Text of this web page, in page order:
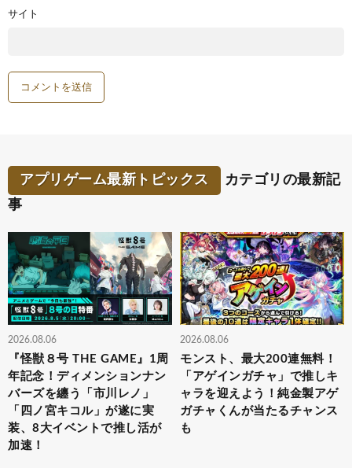
サイト
アプリゲーム最新トピックス
カテゴリの最新記
事
2026.08.06
『怪獣８号 THE GAME』1周
年記念！ディメンションナン
バーズを纏う「市川レノ」
「四ノ宮キコル」が遂に実
装、8大イベントで推し活が
加速！
2026.08.06
モンスト、最大200連無料！
「アゲインガチャ」で推しキ
ャラを迎えよう！純金製アゲ
ガチャくんが当たるチャンス
も